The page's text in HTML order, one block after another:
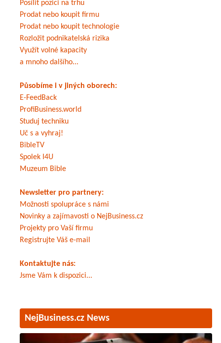
Posílit pozici na trhu
Prodat nebo koupit firmu
Prodat nebo koupit technologie
Rozložit podnikatelská rizika
Využít volné kapacity
a mnoho dalšího...
Působíme i v jiných oborech:
E-FeedBack
ProfiBusiness.world
Studuj techniku
Uč s a vyhraj!
BibleTV
Spolek I4U
Muzeum Bible
Newsletter pro partnery:
Možnosti spolupráce s námi
Novinky a zajímavosti o NejBusiness.cz
Projekty pro Vaší firmu
Registrujte Váš e-mail
Kontaktujte nás:
Jsme Vám k dispozici...
NejBusiness.cz News